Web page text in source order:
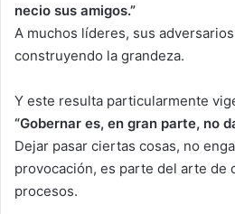
necio sus amigos.”
A muchos líderes, sus
construyendo la grandeza.
Y este resulta particularmente
“Gobernar es, en gran parte, no
Dejar pasar ciertas cosas, no
provocación, es parte del arte de
procesos.